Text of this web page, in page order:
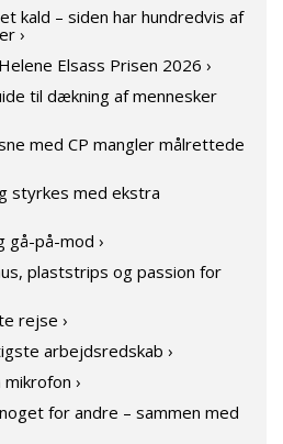
kald – siden har hundredvis af
›
Elsass Prisen 2026 ›
til dækning af mennesker
med CP mangler målrettede
styrkes med ekstra
på-mod ›
plaststrips og passion for
rejse ›
arbejdsredskab ›
›
for andre – sammen med